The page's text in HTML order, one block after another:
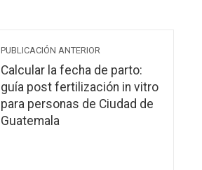
PUBLICACIÓN ANTERIOR
Calcular la fecha de parto:
guía post fertilización in vitro
para personas de Ciudad de
Guatemala